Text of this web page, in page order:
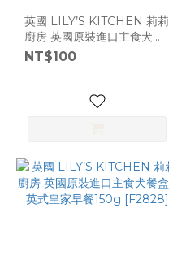
英國 LILY’S KITCHEN 莉莉
廚房 英國原裝進口主食犬餐
盒 - 羊肉塔吉鍋(犬) 150g
[F2828]
NT$100